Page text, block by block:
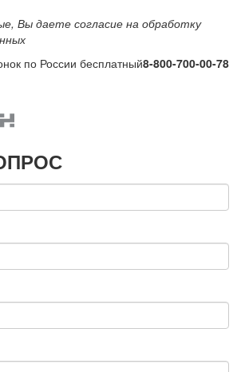
Вы даете согласие на обработку
по России бесплатный8-800-700-00-78